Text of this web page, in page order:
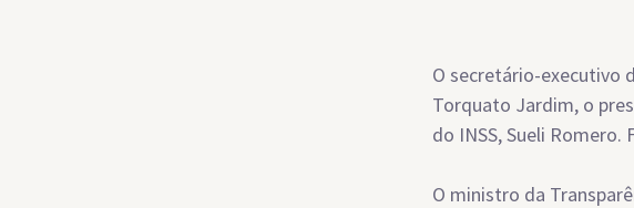
O secretário-executivo
Torquato Jardim, o
do INSS, Sueli Romero.
O ministro da